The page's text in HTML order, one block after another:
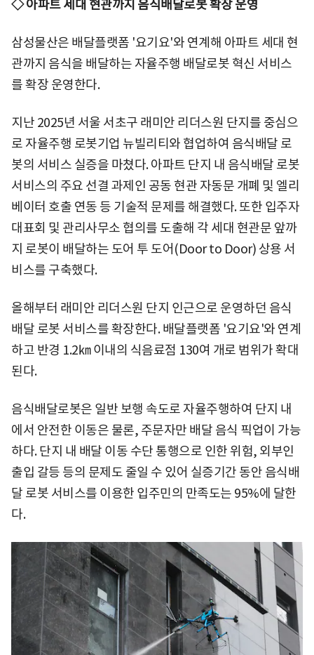
◇ 아파트 세대 현관까지 음식배달로봇 확장 운영
삼성물산은 배달플랫폼 '요기요'와 연계해 아파트 세대 현
관까지 음식을 배달하는 자율주행 배달로봇 혁신 서비스
를 확장 운영한다.
지난 2025년 서울 서초구 래미안 리더스원 단지를 중심으
로 자율주행 로봇기업 뉴빌리티와 협업하여 음식배달 로
봇의 서비스 실증을 마쳤다. 아파트 단지 내 음식배달 로봇
서비스의 주요 선결 과제인 공동 현관 자동문 개폐 및 엘리
베이터 호출 연동 등 기술적 문제를 해결했다. 또한 입주자
대표회 및 관리사무소 협의를 도출해 각 세대 현관문 앞까
지 로봇이 배달하는 도어 투 도어(Door to Door) 상용 서
비스를 구축했다.
올해부터 래미안 리더스원 단지 인근으로 운영하던 음식
배달 로봇 서비스를 확장한다. 배달플랫폼 '요기요'와 연계
하고 반경 1.2㎞ 이내의 식음료점 130여 개로 범위가 확대
된다.
음식배달로봇은 일반 보행 속도로 자율주행하여 단지 내
에서 안전한 이동은 물론, 주문자만 배달 음식 픽업이 가능
하다. 단지 내 배달 이동 수단 통행으로 인한 위험, 외부인
출입 갈등 등의 문제도 줄일 수 있어 실증기간 동안 음식배
달 로봇 서비스를 이용한 입주민의 만족도는 95%에 달한
다.